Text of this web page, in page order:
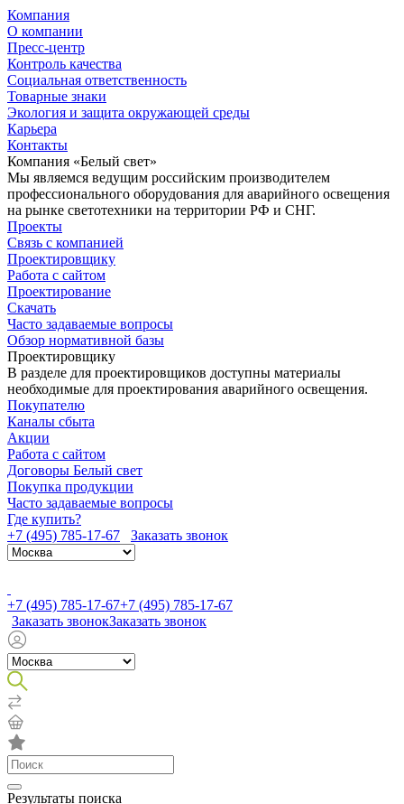
Компания
О компании
Пресс-центр
Контроль качества
Социальная ответственность
Товарные знаки
Экология и защита окружающей среды
Карьера
Контакты
Компания «Белый свет»
Мы являемся ведущим российским производителем
профессионального оборудования для аварийного освещения
на рынке светотехники на территории РФ и СНГ.
Проекты
Связь с компанией
Проектировщику
Работа с сайтом
Проектирование
Скачать
Часто задаваемые вопросы
Обзор нормативной базы
Проектировщику
В разделе для проектировщиков доступны материалы
необходимые для проектирования аварийного освещения.
Покупателю
Каналы сбыта
Акции
Работа с сайтом
Договоры Белый свет
Покупка продукции
Часто задаваемые вопросы
Где купить?
+7 (495) 785-17-67
Заказать звонок
+7 (495) 785-17-67+7 (495) 785-17-67
Заказать звонокЗаказать звонок
Результаты поиска